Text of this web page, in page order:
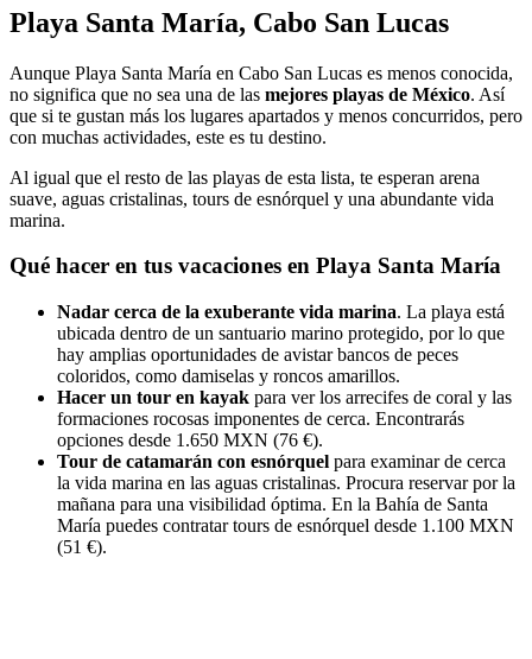
Playa Santa María, Cabo San Lucas
Aunque Playa Santa María en Cabo San Lucas es menos conocida,
no significa que no sea una de las mejores playas de México. Así
que si te gustan más los lugares apartados y menos concurridos, pero
con muchas actividades, este es tu destino.
Al igual que el resto de las playas de esta lista, te esperan arena
suave, aguas cristalinas, tours de esnórquel y una abundante vida
marina.
Qué hacer en tus vacaciones en Playa Santa María
Nadar cerca de la exuberante vida marina. La playa está
ubicada dentro de un santuario marino protegido, por lo que
hay amplias oportunidades de avistar bancos de peces
coloridos, como damiselas y roncos amarillos.
Hacer un tour en kayak para ver los arrecifes de coral y las
formaciones rocosas imponentes de cerca. Encontrarás
opciones desde 1.650 MXN (76 €).
Tour de catamarán con esnórquel para examinar de cerca
la vida marina en las aguas cristalinas. Procura reservar por la
mañana para una visibilidad óptima. En la Bahía de Santa
María puedes contratar tours de esnórquel desde 1.100 MXN
(51 €).